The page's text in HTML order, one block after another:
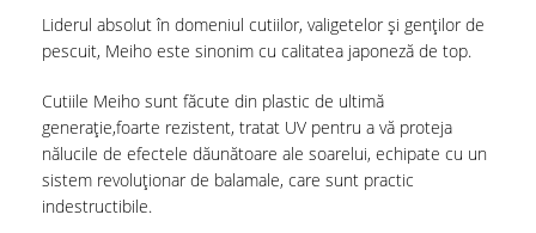
Liderul absolut în domeniul cutiilor, valigetelor și genților de
pescuit, Meiho este sinonim cu calitatea japoneză de top.
Cutiile Meiho sunt făcute din plastic de ultimă
generație,foarte rezistent, tratat UV pentru a vă proteja
nălucile de efectele dăunătoare ale soarelui, echipate cu un
sistem revoluționar de balamale, care sunt practic
indestructibile.